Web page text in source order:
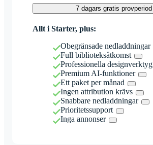
7 dagars gratis provperiod
Allt i Starter, plus:
Obegränsade nedladdningar
Full biblioteksåtkomst
Professionella designverktyg
Premium AI-funktioner
Ett paket per månad
Ingen attribution krävs
Snabbare nedladdningar
Prioritetssupport
Inga annonser